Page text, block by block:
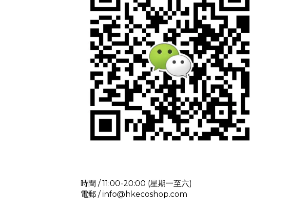
時間 / 11:00-20:00 (星期一至六)
電郵 / info@hkecoshop.com